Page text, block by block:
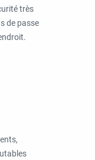
très
de passe